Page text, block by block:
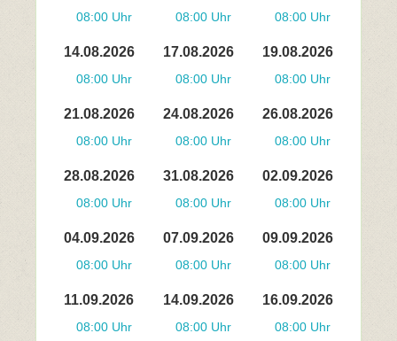
08:00 Uhr 08:00 Uhr 08:00 Uhr
14.08.2026
08:00 Uhr
17.08.2026
08:00 Uhr
19.08.2026
08:00 Uhr
21.08.2026
08:00 Uhr
24.08.2026
08:00 Uhr
26.08.2026
08:00 Uhr
28.08.2026
08:00 Uhr
31.08.2026
08:00 Uhr
02.09.2026
08:00 Uhr
04.09.2026
08:00 Uhr
07.09.2026
08:00 Uhr
09.09.2026
08:00 Uhr
11.09.2026
08:00 Uhr
14.09.2026
08:00 Uhr
16.09.2026
08:00 Uhr